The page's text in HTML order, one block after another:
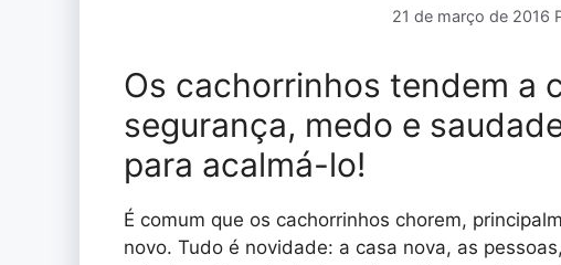
21 de março de 2016
Os cachorrinhos tendem a
segurança, medo e
para acalmá-lo!
É comum que os cachorrinhos chorem,
novo. Tudo é novidade: a casa nova, as